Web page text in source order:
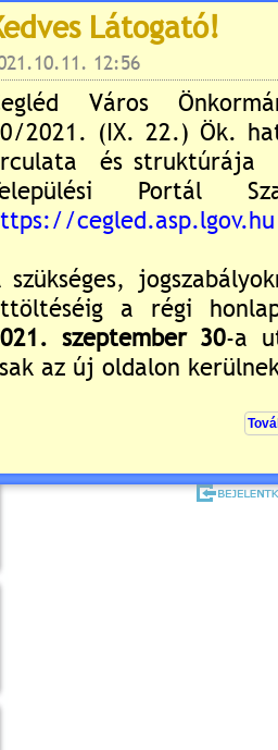
Értékelés:
Még nincsenek hozzászólások
Kérjük jelentkezzen be,